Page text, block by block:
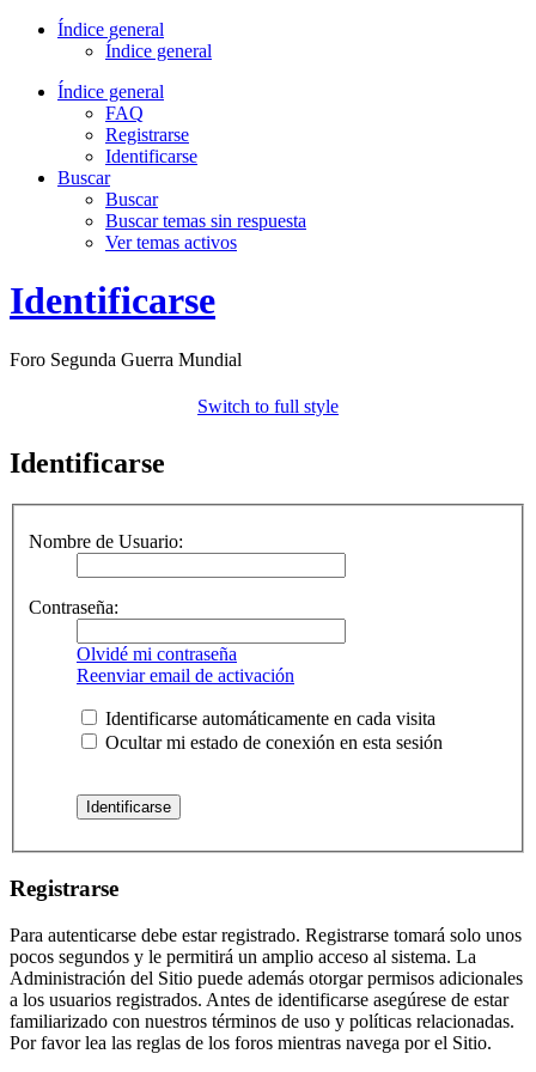
Índice general
Índice general
Índice general
FAQ
Registrarse
Identificarse
Buscar
Buscar
Buscar temas sin respuesta
Ver temas activos
Identificarse
Foro Segunda Guerra Mundial
Switch to full style
Identificarse
Nombre de Usuario:
Contraseña:
Olvidé mi contraseña
Reenviar email de activación
Identificarse automáticamente en cada visita
Ocultar mi estado de conexión en esta sesión
Registrarse
Para autenticarse debe estar registrado. Registrarse tomará solo unos
pocos segundos y le permitirá un amplio acceso al sistema. La
Administración del Sitio puede además otorgar permisos adicionales
a los usuarios registrados. Antes de identificarse asegúrese de estar
familiarizado con nuestros términos de uso y políticas relacionadas.
Por favor lea las reglas de los foros mientras navega por el Sitio.